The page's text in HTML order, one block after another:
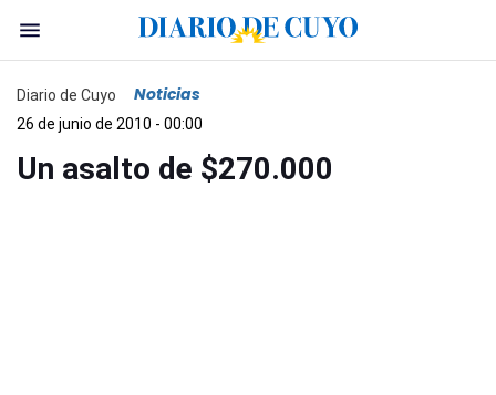
Diario de Cuyo Noticias
26 de junio de 2010 - 00:00
Un asalto de $270.000